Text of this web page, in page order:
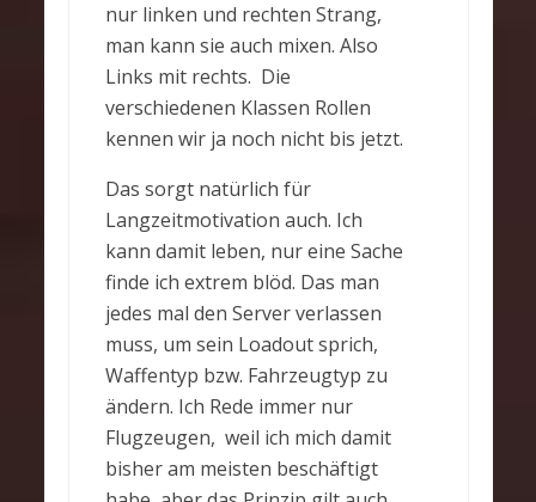
nur linken und rechten Strang,
man kann sie auch mixen. Also
Links mit rechts. Die
verschiedenen Klassen Rollen
kennen wir ja noch nicht bis jetzt.
Das sorgt natürlich für
Langzeitmotivation auch. Ich
kann damit leben, nur eine Sache
finde ich extrem blöd. Das man
jedes mal den Server verlassen
muss, um sein Loadout sprich,
Waffentyp bzw. Fahrzeugtyp zu
ändern. Ich Rede immer nur
Flugzeugen, weil ich mich damit
bisher am meisten beschäftigt